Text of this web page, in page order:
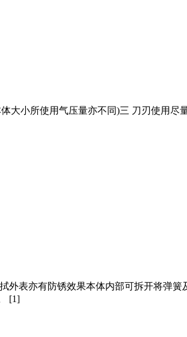
大小所使用气压量亦不同)三 刀刃使用
表亦有防锈效果本体内部可拆开将弹
[1]